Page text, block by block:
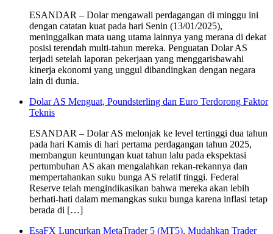
ESANDAR – Dolar mengawali perdagangan di minggu ini
dengan catatan kuat pada hari Senin (13/01/2025),
meninggalkan mata uang utama lainnya yang merana di dekat
posisi terendah multi-tahun mereka. Penguatan Dolar AS
terjadi setelah laporan pekerjaan yang menggarisbawahi
kinerja ekonomi yang unggul dibandingkan dengan negara
lain di dunia.
Dolar AS Menguat, Poundsterling dan Euro Terdorong Faktor
Teknis
ESANDAR – Dolar AS melonjak ke level tertinggi dua tahun
pada hari Kamis di hari pertama perdagangan tahun 2025,
membangun keuntungan kuat tahun lalu pada ekspektasi
pertumbuhan AS akan mengalahkan rekan-rekannya dan
mempertahankan suku bunga AS relatif tinggi. Federal
Reserve telah mengindikasikan bahwa mereka akan lebih
berhati-hati dalam memangkas suku bunga karena inflasi tetap
berada di […]
EsaFX Luncurkan MetaTrader 5 (MT5), Mudahkan Trader